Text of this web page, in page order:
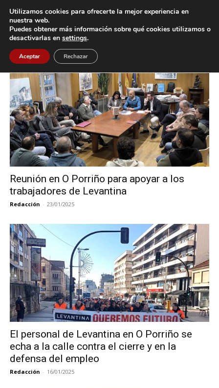
Inicio Etiquetas Levantina
Etiqueta: Levantina
Reunión en O Porriño para apoyar a los
trabajadores de Levantina
Redacción - 23/01/2025
El personal de Levantina en O Porriño se
echa a la calle contra el cierre y en la
defensa del empleo
Redacción - 16/01/2025
Utilizamos cookies para ofrecerte la mejor experiencia en
nuestra web.
Puedes obtener más información sobre qué cookies utilizamos o
desactivarlas en settings.
Aceptar Rechazar